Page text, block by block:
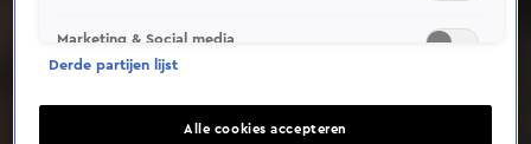
Marketing & Social media
Derde partijen lijst
Alle cookies accepteren